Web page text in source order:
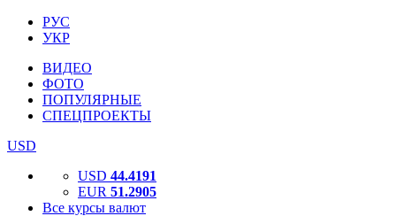
РУС
УКР
ВИДЕО
ФОТО
ПОПУЛЯРНЫЕ
СПЕЦПРОЕКТЫ
USD
USD 44.4191
EUR 51.2905
Все курсы валют